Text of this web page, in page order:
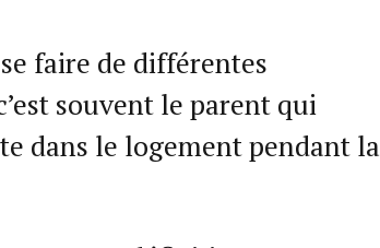
faire de différentes
souvent le parent qui
dans le logement pendant la